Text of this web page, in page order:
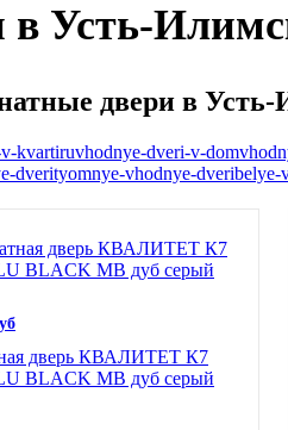
в Усть-
двери в Усть-
kvartiruvhodnye-dveri-v-dom
dverityomnye-vhodnye-dveribelye-
дверь КВАЛИТЕТ К7
BLACK MB дуб серый